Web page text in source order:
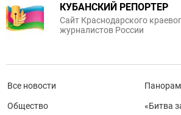
КУБАНСКИЙ РЕПОРТЕР
Сайт Краснодарского
журналистов России
Все новости
Общество «Битва